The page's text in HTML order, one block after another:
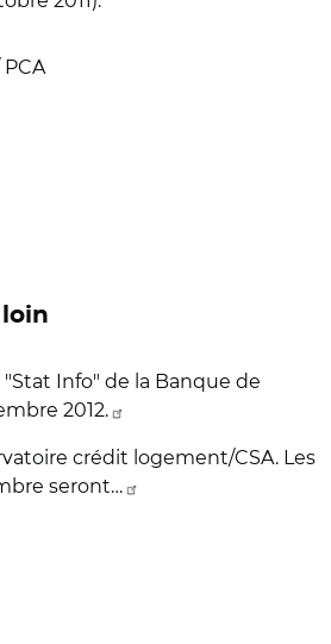
Info" de la Banque de
2012.
crédit logement/CSA. Les
seront…